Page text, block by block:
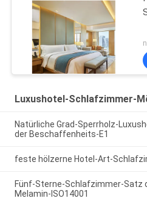
Luxushotel-Schlafzimmer-
Natürliche Grad-Sperrholz-
der Beschaffenheits-E1
feste hölzerne Hotel-Art-
Fünf-Sterne-Schlafzimmer-Satz
Melamin-ISO14001